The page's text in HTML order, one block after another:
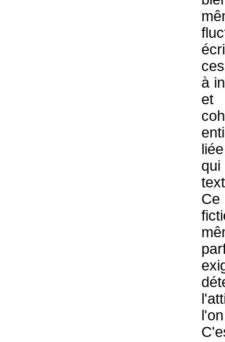
à
et